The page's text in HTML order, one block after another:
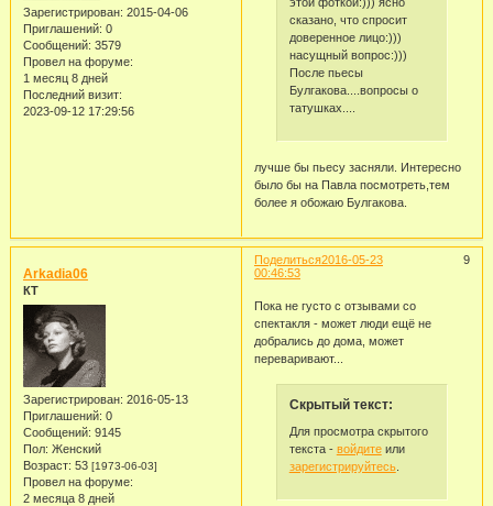
Зарегистрирован: 2015-04-06
Приглашений: 0
Сообщений: 3579
Провел на форуме:
1 месяц 8 дней
Последний визит:
2023-09-12 17:29:56
сказано, что спросит
доверенное лицо:)))
насущный вопрос:)))
После пьесы
Булгакова....вопросы о
татушках....
лучше бы пьесу засняли. Интересно
было бы на Павла посмотреть,тем
более я обожаю Булгакова.
Поделиться 9
2016-05-23
00:46:53
Arkadia06
КТ
Зарегистрирован: 2016-05-13
Приглашений: 0
Сообщений: 9145
Пол: Женский
Возраст: 53 [1973-06-03]
Провел на форуме:
2 месяца 8 дней
Пока не густо с отзывами со
спектакля - может люди ещё не
добрались до дома, может
переваривают...
Скрытый текст:
Для просмотра скрытого
текста - войдитеили
зарегистрируйтесь.